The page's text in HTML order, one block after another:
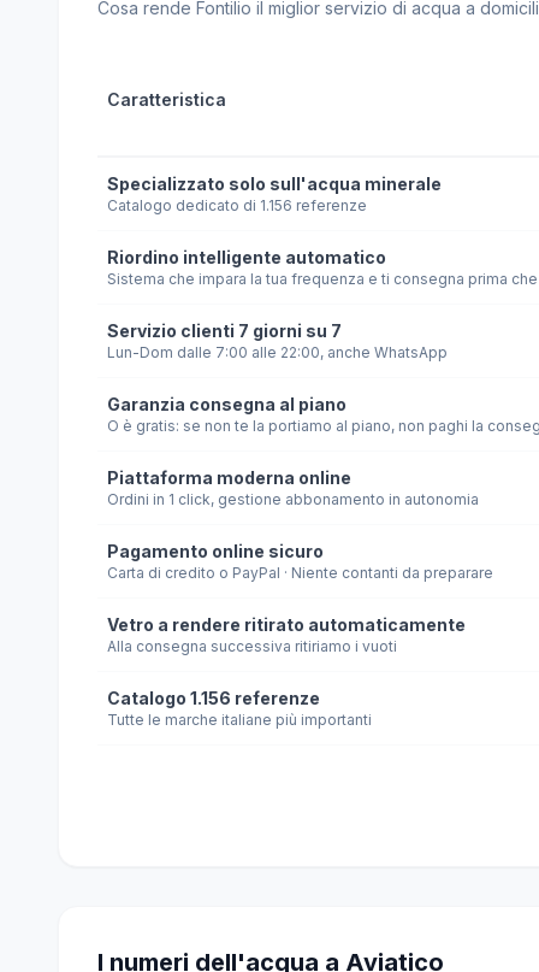
Cosa rende Fontilio il miglior servizio di acqua a
Caratteristica
Specializzato solo sull'acqua minerale
Catalogo dedicato di 1.156 referenze
Riordino intelligente automatico
Sistema che impara la tua frequenza e ti consegna prima
Servizio clienti 7 giorni su 7
Lun-Dom dalle 7:00 alle 22:00, anche WhatsApp
Garanzia consegna al piano
O è gratis: se non te la portiamo al piano, non paghi la
Piattaforma moderna online
Ordini in 1 click, gestione abbonamento in autonomia
Pagamento online sicuro
Carta di credito o PayPal · Niente contanti da preparare
Vetro a rendere ritirato automaticamente
Alla consegna successiva ritiriamo i vuoti
Catalogo 1.156 referenze
Tutte le marche italiane più importanti
I numeri dell'acqua a Aviatico